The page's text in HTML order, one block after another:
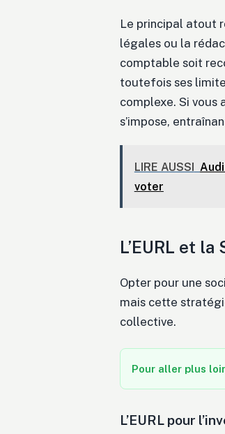
Le principal atout
légales ou la
comptable soit
toutefois ses
complexe. Si vous
s’impose,
LIRE AUSSI
voter
L’EURL et
Opter pour une
mais cette
collective.
Pour aller plus
L’EURL pour